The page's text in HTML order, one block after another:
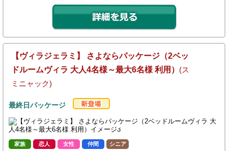
【ヴィラジェラミ】 さよならパッケージ（2ベッ
ドルームヴィラ 大人4名様～最大6名様 利用） (ス
ミニャック)
最終日パッケージ
家族 恋人 女性 仲間 シニア